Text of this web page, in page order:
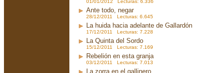
01/01/2012 Lecturas: 6.336
Ante todo, negar
28/12/2011 Lecturas: 6.645
La huida hacia adelante de Gallardón
17/12/2011 Lecturas: 7.228
La Quinta del Sordo
15/12/2011 Lecturas: 7.169
Rebelión en esta granja
03/12/2011 Lecturas: 7.013
La zorra en el gallinero